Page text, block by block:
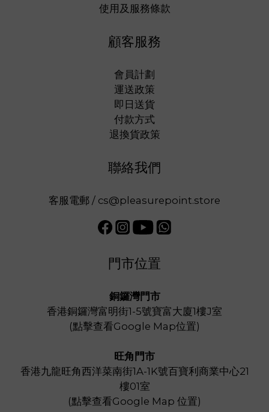
使用及服務條款
顧客服務
會員計劃
運送政策
即日送貨
付款方式
退換貨政策
聯絡我們
客服電郵 / cs@pleasurepoint.store
門市位置
銅鑼灣門市
香港銅鑼灣富明街1-5號寶富大廈1樓J室
(點擊查看Google Map位置)
旺角門市
香港九龍旺角西洋菜南街1A-1K號百寶利商業中心21
樓01室
(點擊查看Google Map 位置)